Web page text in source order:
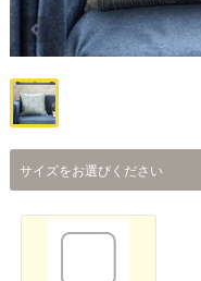
サイズをお選びください